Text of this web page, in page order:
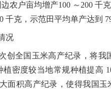
农户亩均增产100 ～ 200 千
千克，示范田平均单产达到
况
创全国玉米高产纪录，将我
植密度较当地常规种植提高
面积高产纪录，使得我国玉